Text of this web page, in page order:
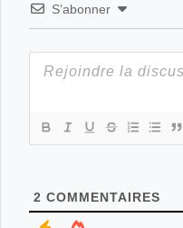
S’abonner
2 COMMENTAIRES